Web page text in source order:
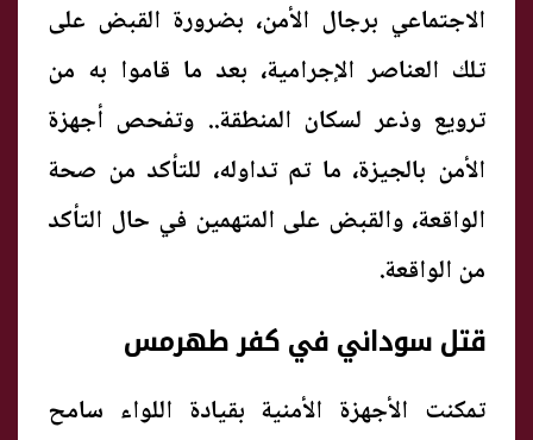
الاجتماعي برجال الأمن، بضرورة القبض على
تلك العناصر الإجرامية، بعد ما قاموا به من
ترويع وذعر لسكان المنطقة.. وتفحص أجهزة
الأمن بالجيزة، ما تم تداوله، للتأكد من صحة
الواقعة، والقبض على المتهمين في حال التأكد
من الواقعة.
قتل سوداني في كفر طهرمس
تمكنت الأجهزة الأمنية بقيادة اللواء سامح